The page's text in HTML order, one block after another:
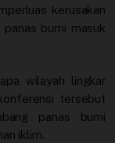
kerusakan
bumi masuk
wilayah lingkar
tersebut
panas bumi
iklim.